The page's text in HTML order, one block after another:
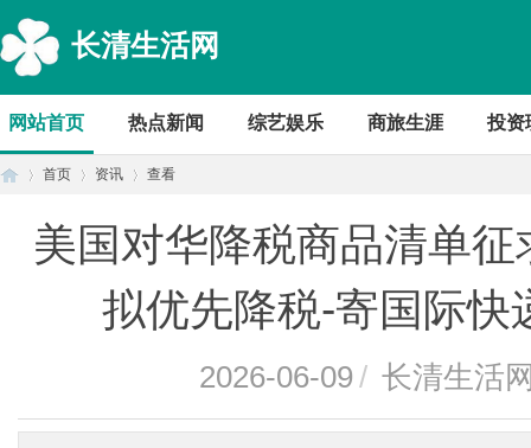
长清生活网
网站首页 热点新闻 综艺娱乐 商旅生涯 投资
首页 资讯 查看
美国对华降税商品清单
拟优先降税-寄国际快
2026-06-09 / 长清生活